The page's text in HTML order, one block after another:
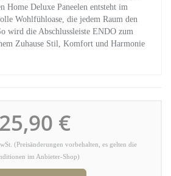
Home Deluxe Paneelen entsteht im
Wohlfühloase, die jedem Raum den
wird die Abschlussleiste ENDO zum
Zuhause Stil, Komfort und Harmonie
25,90 €
(Preisänderungen vorbehalten, es gelten die
im Anbieter-Shop)